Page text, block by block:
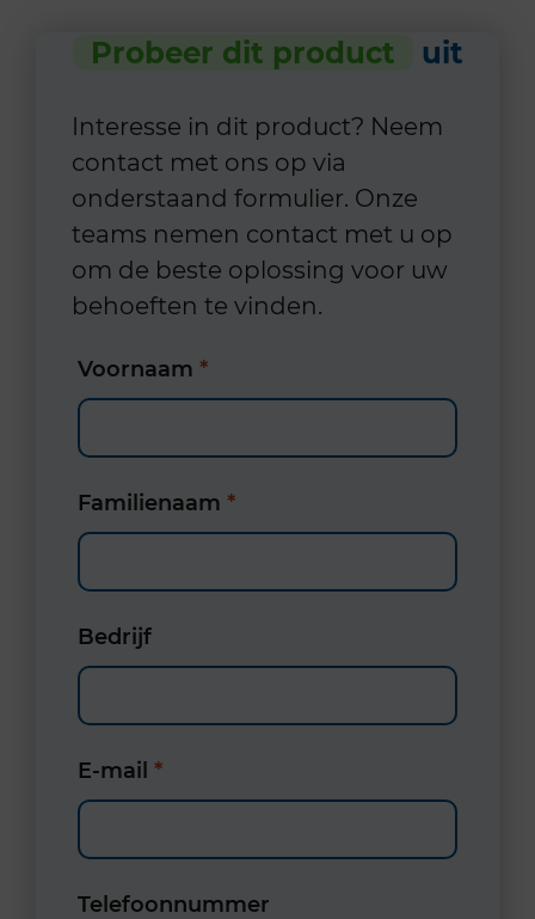
Probeer dit product uit
Interesse in dit product? Neem
contact met ons op via
onderstaand formulier. Onze
teams nemen contact met u op
om de beste oplossing voor uw
behoeften te vinden.
Voornaam *
Familienaam *
Bedrijf
E-mail *
Telefoonnummer